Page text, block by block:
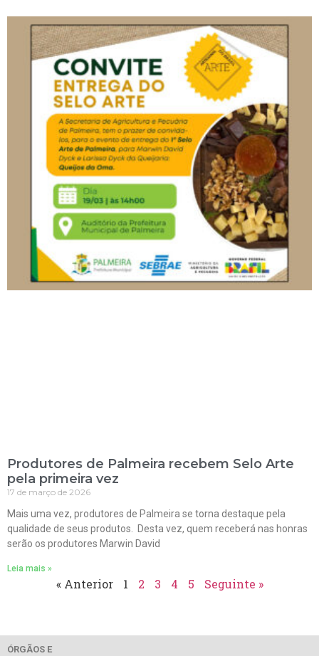
Produtores de Palmeira recebem Selo Arte
pela primeira vez
17 de março de 2026
Mais uma vez, produtores de Palmeira se torna destaque pela
qualidade de seus produtos. Desta vez, quem receberá nas honras
serão os produtores Marwin David
Leia mais »
« Anterior 1 2 3 4 5 Seguinte »
ÓRGÃOS E